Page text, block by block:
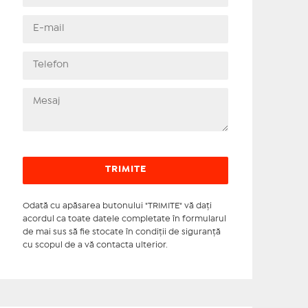
Odată cu apăsarea butonului "TRIMITE" vă daţi
acordul ca toate datele completate în formularul
de mai sus să fie stocate în condiţii de siguranţă
cu scopul de a vă contacta ulterior.